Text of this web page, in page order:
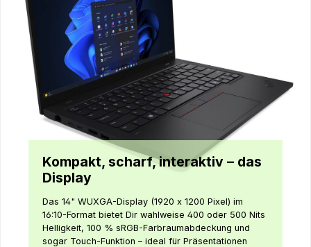
Kompakt, scharf, interaktiv – das
Display
Das 14" WUXGA-Display (1920 x 1200 Pixel) im
16:10-Format bietet Dir wahlweise 400 oder 500 Nits
Helligkeit, 100 % sRGB-Farbraumabdeckung und
sogar Touch-Funktion – ideal für Präsentationen